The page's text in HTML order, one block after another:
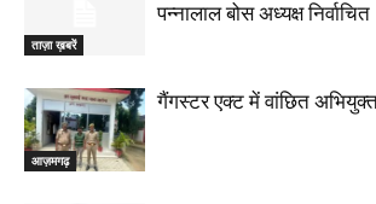
ताज़ा ख़बरें
पन्नालाल बोस अध्यक्ष निर्वाचित
आज़मगढ़
गैंगस्टर एक्ट में वांछित अभियुक्त